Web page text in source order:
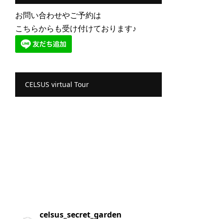
お問い合わせやご予約は
こちらからも受け付けております♪
CELSUS virtual Tour
celsus_secret_garden